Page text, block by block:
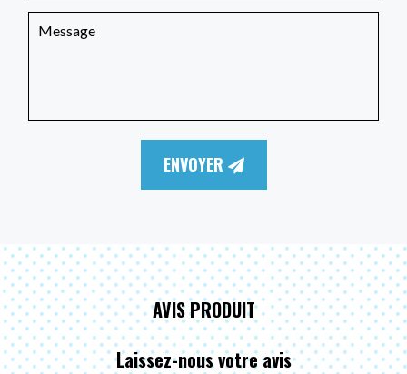
ENVOYER
AVIS PRODUIT
Laissez-nous votre avis